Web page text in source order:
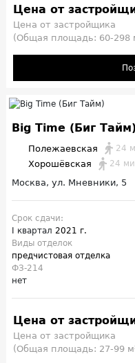
Цена от
Цена от застройщика
(Общая площадь: 60-298
Big Time (Биг Тайм)
Полежаевская 24
Хорошёвская 24
Москва, ул. Мневники, 5
Срок сдачи:
I квартал 2021 г.
Виды отделок
предчистовая отделка
ФЗ-214
нет
Цена от
Цена от застройщика
(Общая площадь: 27-99